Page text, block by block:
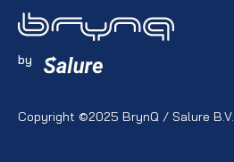
Copyright ©2025 BrynQ / Salure B.V.
by